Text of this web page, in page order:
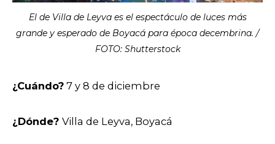
El de Villa de Leyva es el espectáculo de luces más
grande y esperado de Boyacá para época decembrina. /
FOTO: Shutterstock
¿Cuándo? 7 y 8 de diciembre
¿Dónde? Villa de Leyva, Boyacá